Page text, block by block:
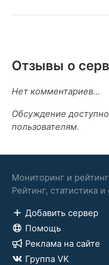
Отзывы о
Нет комментариев...
Обсуждение
пользователям.
Мониторинг и
Рейтинг, статистика
Добавить сервер
Помощь
Реклама на сайте
Группа VK